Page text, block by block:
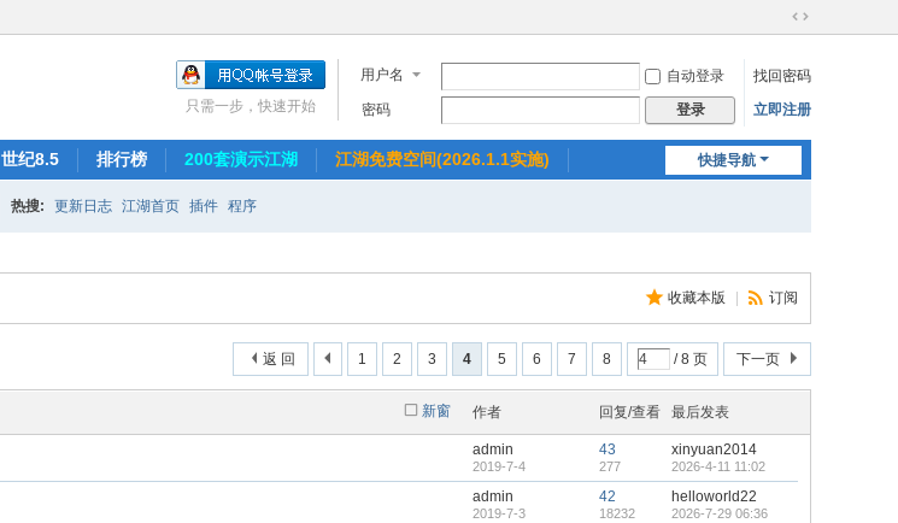
切
到
宽
用户名 自动登录
找回密码
密码
登录 立即注册
只需一步，快速开始
快捷导航
世纪8.5 排行榜 200套演示江湖 江湖免费空间(2026.1.1实施)
热搜: 更新日志 江湖首页 插件 程序
收藏本版 订阅
1 2 3 4 5 6 7 8 / 8 页 下一页
返 回
新窗 作者 回复/查看 最后发表
admin
2019-7-4
43
277
xinyuan2014
2026-4-11 11:02
admin
2019-7-3
42
18232
helloworld22
2026-7-29 06:36